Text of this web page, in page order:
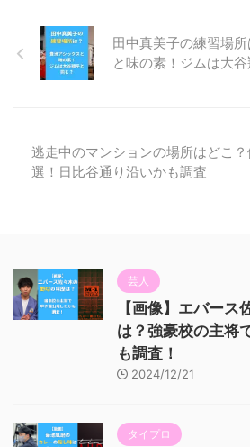
田中真美子の練習場
と味の素！ジムは大
逃走中のマンションの場所はどこ
選！日比谷通り沿いかも調査
芸人
【画像】エバース
は？強豪校の主将
も調査！
2024/12/21
タイプロ